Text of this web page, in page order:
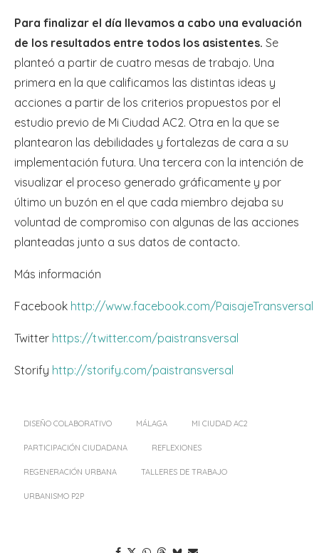
Para finalizar el día llevamos a cabo una evaluación
de los resultados entre todos los asistentes. Se
planteó a partir de cuatro mesas de trabajo. Una
primera en la que calificamos las distintas ideas y
acciones a partir de los criterios propuestos por el
estudio previo de Mi Ciudad AC2. Otra en la que se
plantearon las debilidades y fortalezas de cara a su
implementación futura. Una tercera con la intención de
visualizar el proceso generado gráficamente y por
último un buzón en el que cada miembro dejaba su
voluntad de compromiso con algunas de las acciones
planteadas junto a sus datos de contacto.
Más información
Facebook http://www.facebook.com/PaisajeTransversal
Twitter https://twitter.com/paistransversal
Storify http://storify.com/paistransversal
DISEÑO COLABORATIVO MÁLAGA MI CIUDAD AC2
PARTICIPACIÓN CIUDADANA REFLEXIONES
REGENERACIÓN URBANA TALLERES DE TRABAJO
URBANISMO P2P